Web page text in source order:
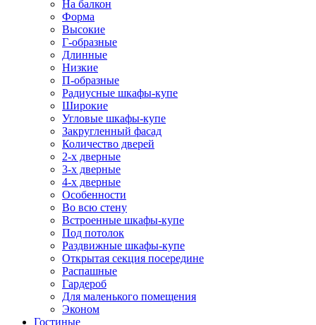
На балкон
Форма
Высокие
Г-образные
Длинные
Низкие
П-образные
Радиусные шкафы-купе
Широкие
Угловые шкафы-купе
Закругленный фасад
Количество дверей
2-х дверные
3-х дверные
4-х дверные
Особенности
Во всю стену
Встроенные шкафы-купе
Под потолок
Раздвижные шкафы-купе
Открытая секция посередине
Распашные
Гардероб
Для маленького помещения
Эконом
Гостиные